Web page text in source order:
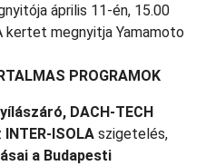
április 11-én, 15.00
kertet megnyitja Yamamoto
PROGRAMOK
DACH-TECH
INTER-ISOLA szigetelés,
a Budapesti